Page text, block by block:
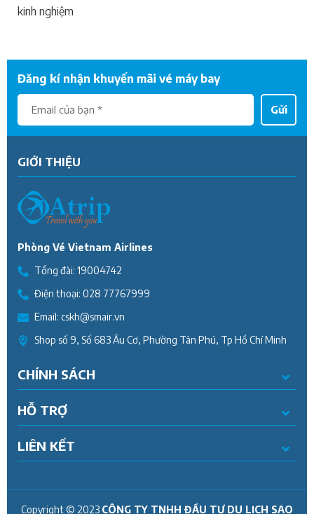
kinh nghiệm
Đăng kí nhận khuyến mãi vé máy bay
Gửi
GIỚI THIỆU
Phòng Vé Vietnam Airlines
Tổng đài: 19004742
Điện thoại: 028 77767999
Email: cskh@smair.vn
Shop số 9, Số 683 Âu Cơ, Phường Tân Phú, Tp Hồ Chí Minh
CHÍNH SÁCH
HỖ TRỢ
LIÊN KẾT
Copyright © 2023 CÔNG TY TNHH ĐẦU TƯ DU LỊCH SAO